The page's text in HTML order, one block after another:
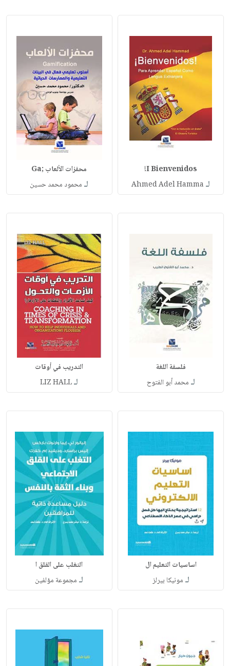
I Bienvenidos!
لـ Ahmed Adel Hamma
محفزات الألعاب ;Ga
لـ محمود محمد حسين
فلسفة اللغة
لـ محمد أبو الفتوح
التدريب في أوقات
لـLIZ HALL
اساسيات التعليم ال
لـ مونيكا بيرلز
التغلب على القلق ا
لـ مجموعة مؤلفين